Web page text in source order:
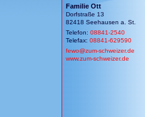
Familie Ott
Dorfstraße 13
82418 Seehausen a. St.
Telefon:08841-2540
Telefax:08841-629590
fewo@zum-schweizer.de
www.zum-schweizer.de